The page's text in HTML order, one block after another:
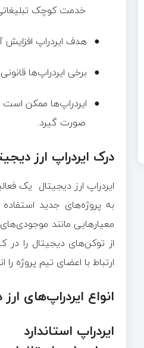
خدمت کوچک
● هدف ایردراپ
● برخی ایردراپ‌ها
● ایردراپ‌ها ممکن است
صورت گیرد.
درک ایردراپ ارز
ایردراپ ارز دیجیتال یک
به پروژه‌های جدید
معیارهایی مانند
از توکن‌های دیجیتال را در
ارتباط با اعضای تیم پروژه
انواع ایردراپ‌های
ایردراپ استاندارد